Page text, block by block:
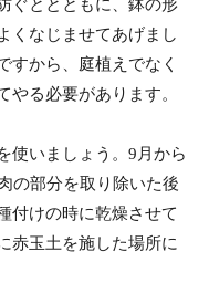
ぐととともに、鉢の形
くなじませてあげまし
すから、庭植えでなく
やる必要があります。
使いましょう。9月から
の部分を取り除いた後
付けの時に乾燥させて
赤玉土を施した場所に